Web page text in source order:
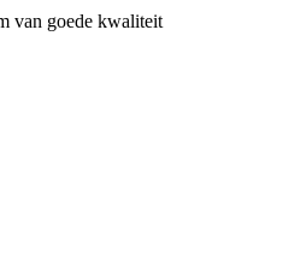
van goede kwaliteit